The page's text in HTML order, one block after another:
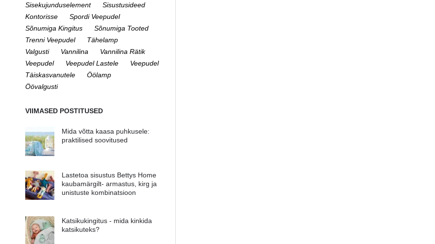
Sisekujunduselement
Sisustusideed
Kontorisse
Spordi Veepudel
Sõnumiga Kingitus
Sõnumiga Tooted
Trenni Veepudel
Tähelamp
Valgusti
Vannilina
Vannilina Rätik
Veepudel
Veepudel Lastele
Veepudel
Täiskasvanutele
Öölamp
Öövalgusti
VIIMASED POSTITUSED
Mida võtta kaasa puhkusele:
praktilised soovitused
Lastetoa sisustus Bettys Home
kaubamärgilt- armastus, kirg ja
unistuste kombinatsioon
Katsikukingitus - mida kinkida
katsikuteks?